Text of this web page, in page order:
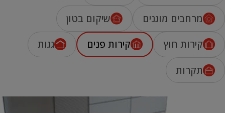
מרחבים מוגנים
שיקום בטון
קירות חוץ
קירות פנים
גגות
תקרות